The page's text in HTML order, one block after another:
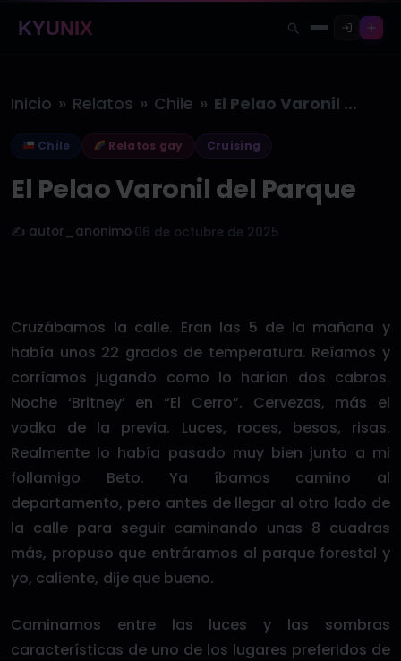
KYUNIX
Inicio » Relatos » Chile » El Pelao Varonil del Parque
Chile Relatos gay Cruising
El Pelao Varonil del Parque
✍️ autor_anonimo 06 de octubre de 2025
Cruzábamos la calle. Eran las 5 de la mañana y
había unos 22 grados de temperatura. Reíamos y
corríamos jugando como lo harían dos cabros.
Noche ‘Britney’ en “El Cerro”. Cervezas, más el
vodka de la previa. Luces, roces, besos, risas.
Realmente lo había pasado muy bien junto a mi
follamigo Beto. Ya íbamos camino al
departamento, pero antes de llegar al otro lado de
la calle para seguir caminando unas 8 cuadras
más, propuso que entráramos al parque forestal y
yo, caliente, dije que bueno.
Caminamos entre las luces y las sombras
características de uno de los lugares preferidos de